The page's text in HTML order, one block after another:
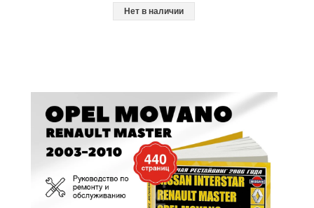
Нет в наличии